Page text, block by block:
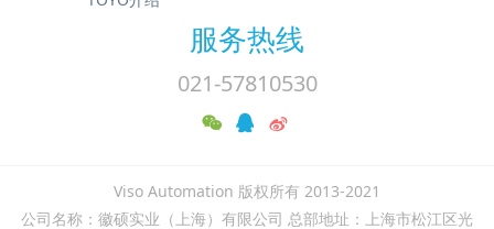
服务热线
021-57810530
Viso Automation 版权所有 2013-2021
公司名称：徽硕实业（上海）有限公司 总部地址：上海市松江区光